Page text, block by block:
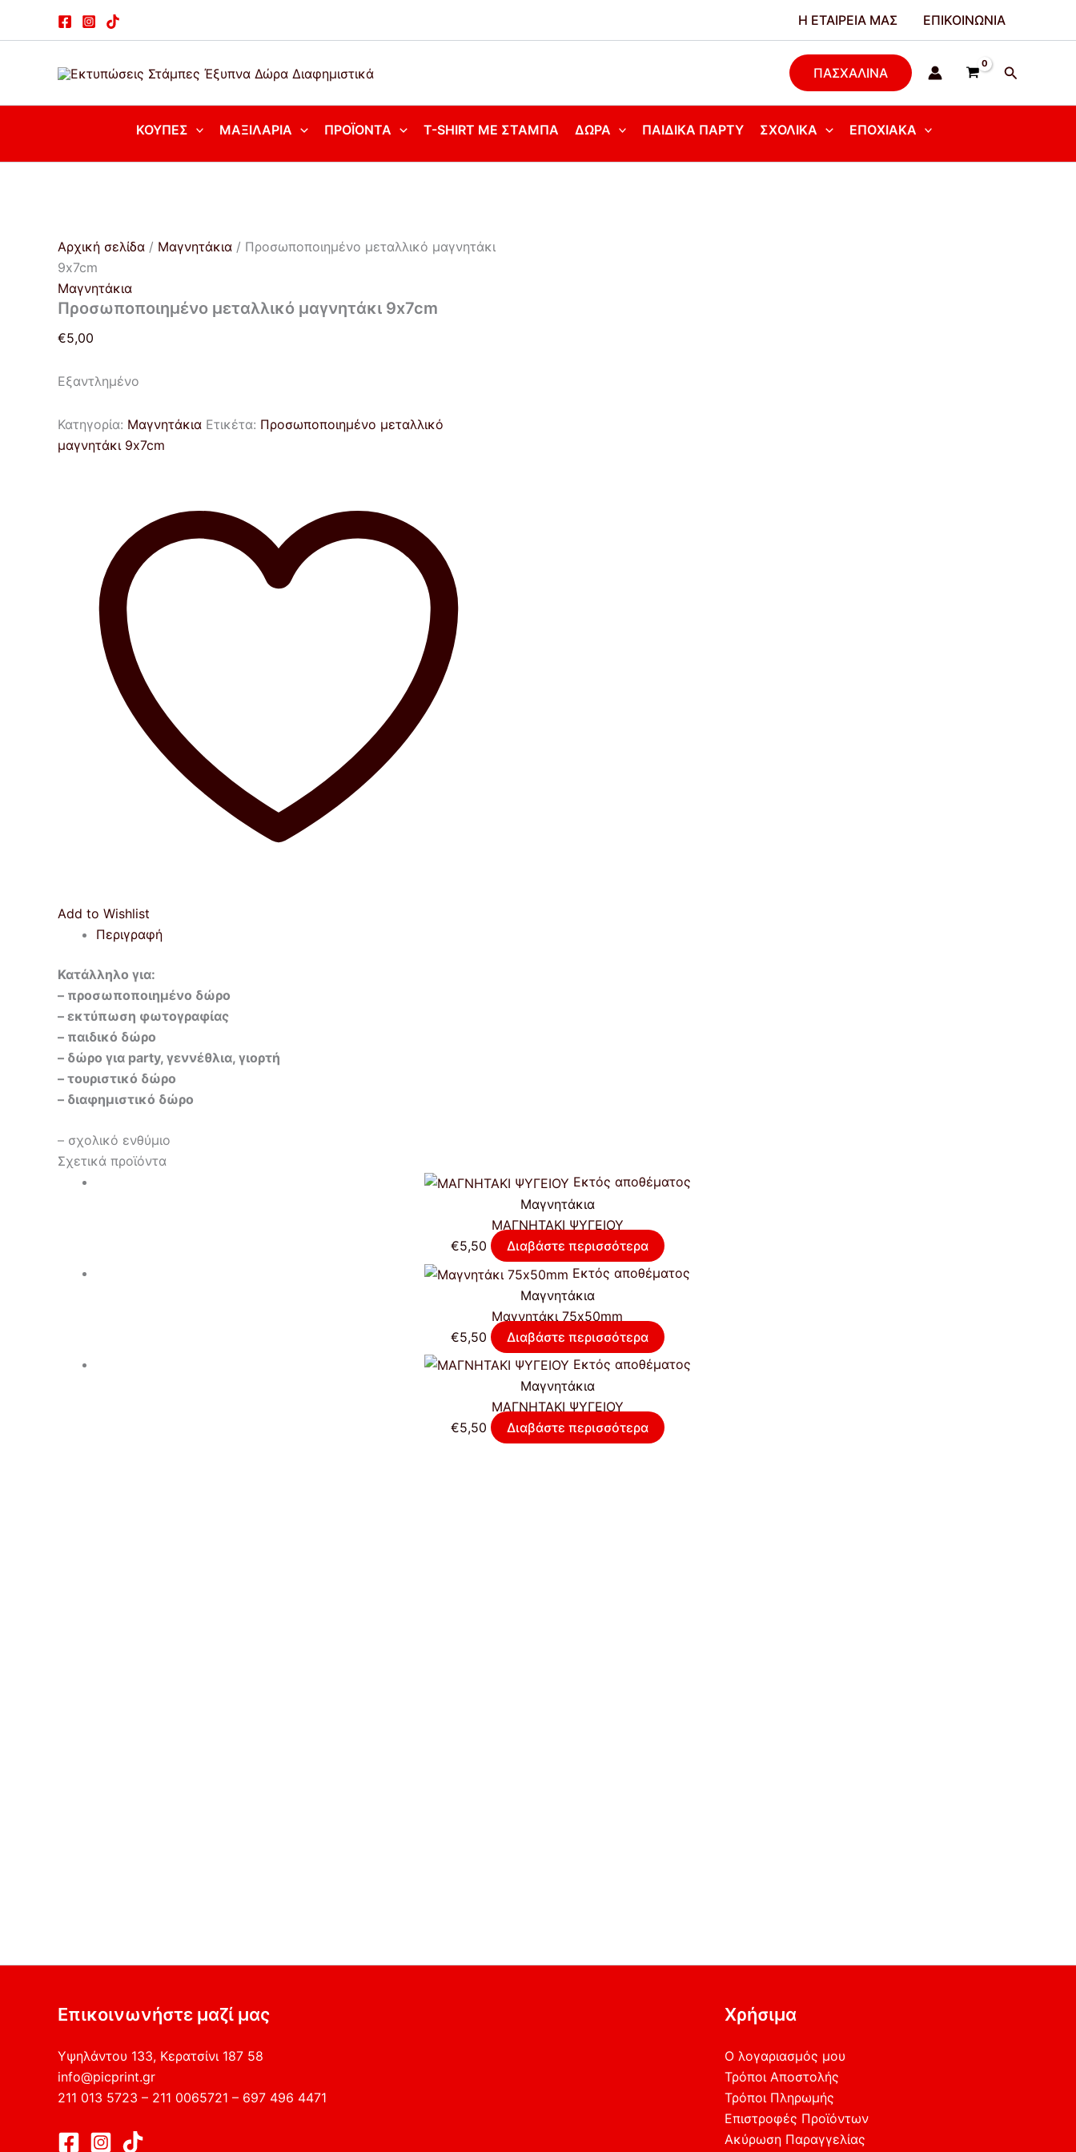
Η ΕΤΑΙΡΕΊΑ ΜΑΣ ΕΠΙΚΟΙΝΩΝΊΑ
ΠΑΣΧΑΛΙΝΑ
ΚΟΎΠΕΣ ΜΑΞΙΛΆΡΙΑ ΠΡΟΪΌΝΤΑ T-SHIRT ΜΕ ΣΤΆΜΠΑ ΔΏΡΑ ΠΑΙΔΙΚΆ ΠΆΡΤΥ ΣΧΟΛΙΚΆ ΕΠΟΧΙΑΚΆ
Αρχική σελίδα / Μαγνητάκια / Προσωποποιημένο μεταλλικό μαγνητάκι
9x7cm
Μαγνητάκια
Προσωποποιημένο μεταλλικό μαγνητάκι 9x7cm
€5,00
Εξαντλημένο
Κατηγορία: Μαγνητάκια Ετικέτα: Προσωποποιημένο μεταλλικό
μαγνητάκι 9x7cm
Add to Wishlist
Περιγραφή
Κατάλληλο για:
– προσωποποιημένο δώρο
– εκτύπωση φωτογραφίας
– παιδικό δώρο
– δώρο για party, γεννέθλια, γιορτή
– τουριστικό δώρο
– διαφημιστικό δώρο
– σχολικό ενθύμιο
Σχετικά προϊόντα
Εκτός αποθέματος
Μαγνητάκια
ΜΑΓΝΗΤΑΚΙ ΨΥΓΕΙΟΥ
€5,50
Διαβάστε περισσότερα
Εκτός αποθέματος
Μαγνητάκια
Μαγνητάκι 75x50mm
€5,50
Διαβάστε περισσότερα
Εκτός αποθέματος
Μαγνητάκια
ΜΑΓΝΗΤΑΚΙ ΨΥΓΕΙΟΥ
€5,50 Διαβάστε περισσότερα
Επικοινωνήστε μαζί μας
Υψηλάντου 133, Κερατσίνι 187 58
info@picprint.gr
211 013 5723 – 211 0065721 – 697 496 4471
Χρήσιμα
Ο λογαριασμός μου
Τρόποι Αποστολής
Τρόποι Πληρωμής
Επιστροφές Προϊόντων
Ακύρωση Παραγγελίας